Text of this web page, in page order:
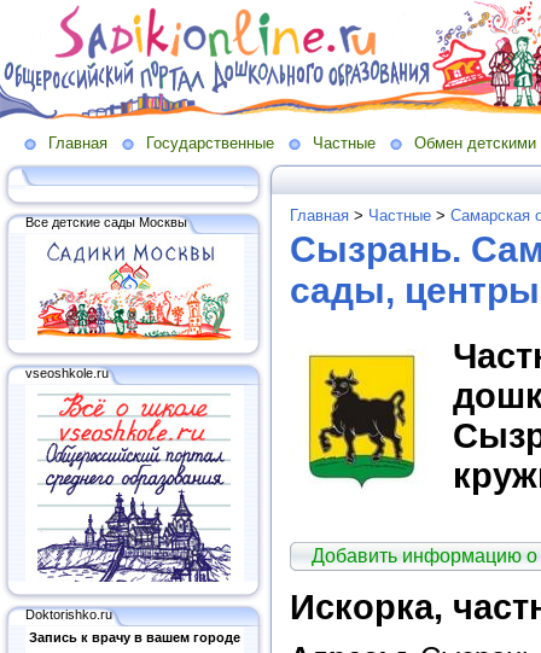
Главная Государственные Частные Обмен детскими
Все детские сады Москвы
vseoshkole.ru
Doktorishko.ru
Запись к врачу в вашем городе
Главная > Частные > Самарская
Сызрань.
сады,
Добавить информацию о
Искорка,